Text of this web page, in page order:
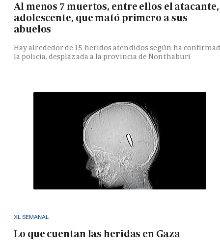
Al menos 7 muertos, entre ellos el atacante,
adolescente, que mató primero a sus
abuelos
Hay alrededor de 15 heridos atendidos según ha
la policía, desplazada a la provincia de Nonthaburi
XL SEMANAL
Lo que cuentan las heridas en Gaza